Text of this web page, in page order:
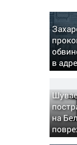
в
на